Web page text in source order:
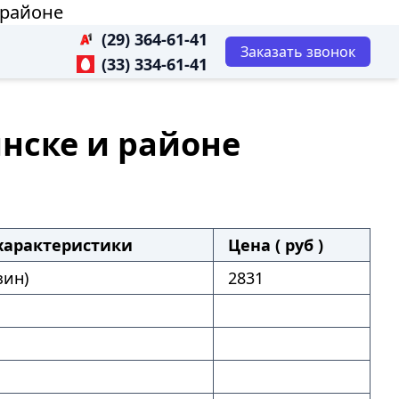
(29) 364-61-41
(33) 334-61-41
Заказать звонок
и районе
Цена ( руб )
2831